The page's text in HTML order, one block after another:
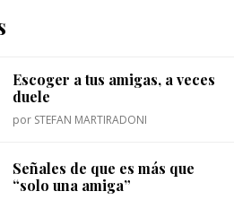
Escoger a tus amigas, a veces
duele
por STEFAN MARTIRADONI
Señales de que es más que
“solo una amiga”